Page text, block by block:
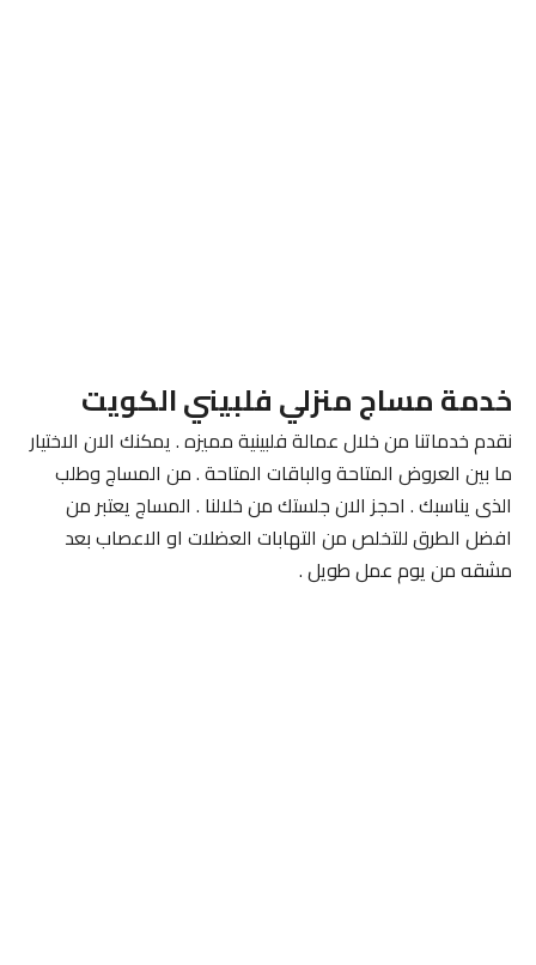
خدمة مساج منزلي فلبيني الكويت
نقدم خدماتنا من خلال عمالة فلبينية مميزه . يمكنك الان الاختيار
ما بين العروض المتاحة والباقات المتاحة . من المساج وطلب
الذى يناسبك . احجز الان جلستك من خلالنا . المساج يعتبر من
افضل الطرق للتخلص من التهابات العضلات او الاعصاب بعد
مشقه من يوم عمل طويل .